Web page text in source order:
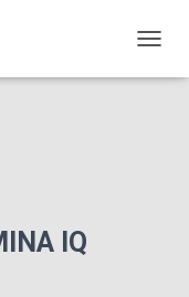
A
IQ